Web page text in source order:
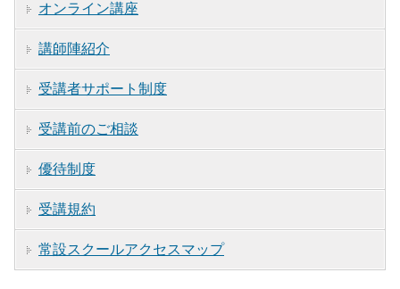
オンライン講座
講師陣紹介
受講者サポート制度
受講前のご相談
優待制度
受講規約
常設スクールアクセスマップ